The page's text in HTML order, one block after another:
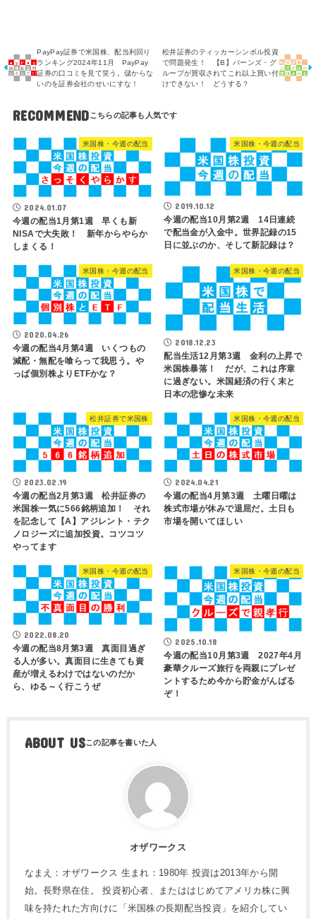
PayPay証券で米国株、配当利回り
ランキング2024年11月 PayPay
証券の口コミを見て笑う。儲からな
いのを証券会社のせいにすな！
松井証券のティッカーシンボル投資
で問題発生！ 【B】バーンズ・グ
ループが買収されてこれ以上買い付
けできない！ どうする？
RECOMMEND
米国株・今週の配当
2024.01.07
今週の配当1月第1週 早くも新
NISAで大失敗！ 新年からやらか
しまくる！
米国株・今週の配当
2019.10.12
今週の配当10月第2週 14日連続
で配当金が入金中。世界記録の15
日に並ぶのか、そして新記録は？
米国株・今週の配当
2020.04.26
今週の配当4月第4週 いくつもの
減配・無配を喰らって我思う。や
っぱ個別株よりETFかな？
米国株・今週の配当
2018.12.23
配当生活12月第3週 金利の上昇で
米国株暴落！ だが、これは序章
に過ぎない。米国経済の行く末と
日本の悲惨な未来
松井証券で米国株
2023.02.19
今週の配当2月第3週 松井証券の
米国株一気に566銘柄追加！ それ
を記念して【A】アジレント・テク
ノロジーズに追加投資。コツコツ
やってます
米国株・今週の配当
2024.04.21
今週の配当4月第3週 土曜日曜は
株式市場が休みで退屈だ。土日も
市場を開いてほしい
米国株・今週の配当
2022.08.20
今週の配当8月第3週 真面目過ぎ
る人が多い。真面目に生きても資
産が増えるわけではないのだか
ら、ゆる～く行こうぜ
米国株・今週の配当
2025.10.18
今週の配当10月第3週 2027年4月
豪華クルーズ旅行を両親にプレゼ
ントするため今から貯金がんばる
ぞ！
ABOUT US
オザワークス
なまえ：オザワークス 生まれ：1980年 投資は2013年から開
始。長野県在住。 投資初心者、またははじめてアメリカ株に興
味を持たれた方向けに「米国株の長期配当投資」を紹介してい